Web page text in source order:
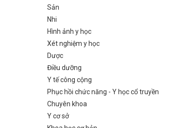
Sản
Nhi
Hình ảnh y học
Xét nghiệm y học
Dược
Điều dưỡng
Y tế công cộng
Phục hồi chức năng - Y học cổ truyền
Chuyên khoa
Y cơ sở